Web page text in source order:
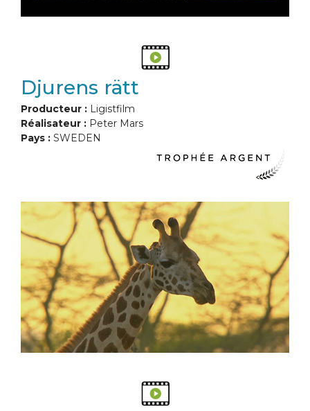
Djurens rätt
Producteur : Ligistfilm
Réalisateur : Peter Mars
Pays : SWEDEN